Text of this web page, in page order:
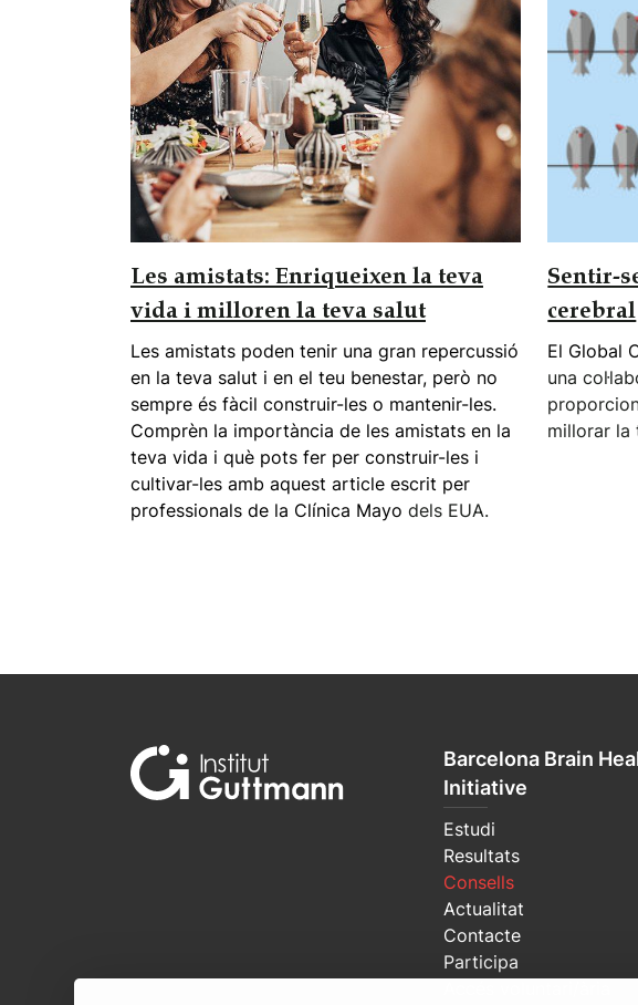
Les amistats: Enriqueixen la teva
vida i milloren la teva salut
Les amistats poden tenir una gran repercussió
en la teva salut i en el teu benestar, però no
sempre és fàcil construir-les o mantenir-les.
Comprèn la importància de les amistats en la
teva vida i què pots fer per construir-les i
cultivar-les amb aquest article escrit per
professionals de la Clínica Mayo dels EUA.
Sentir-
cerebral
El Global
una
millorar la
Barcelona Brain
Initiative
Estudi
Resultats
Consells
Actualitat
Contacte
Participa